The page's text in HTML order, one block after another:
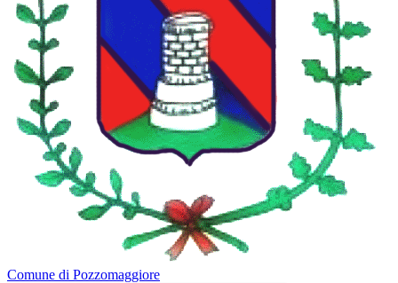
Comune di Pozzomaggiore